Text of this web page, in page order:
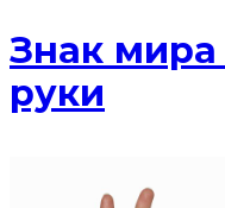
Знак
руки